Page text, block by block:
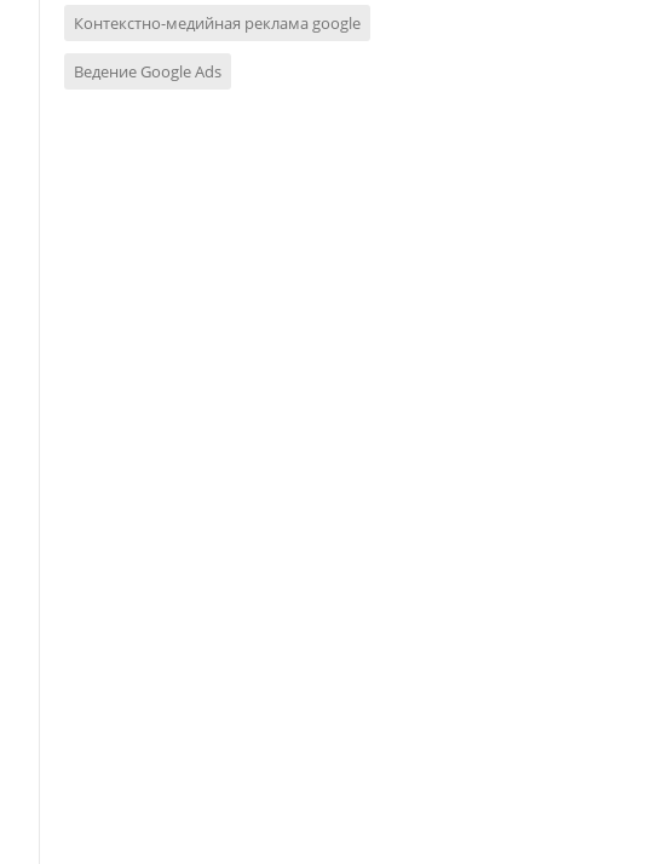
Контекстно-медийная реклама google
Ведение Google Ads